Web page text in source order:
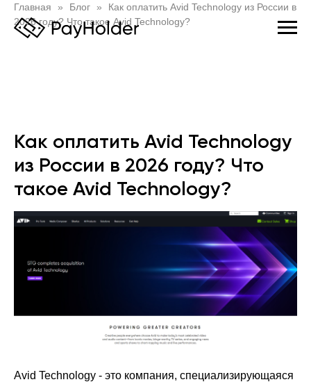
Главная Блог
Как оплатить Avid Technology из России в
2026 году? Что такое Avid Technology?
Как оплатить Avid Technology
из России в 2026 году? Что
такое Avid Technology?
Avid Technology - это компания, специализирующаяся